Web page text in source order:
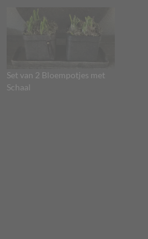
Set van 2 Bloempotjes met
Schaal